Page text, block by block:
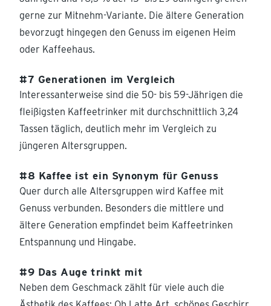
gerne zur Mitnehm-Variante. Die ältere Generation
bevorzugt hingegen den Genuss im eigenen Heim
oder Kaffeehaus.
#7 Generationen im Vergleich
Interessanterweise sind die 50- bis 59-Jährigen die
fleißigsten Kaffeetrinker mit durchschnittlich 3,24
Tassen täglich, deutlich mehr im Vergleich zu
jüngeren Altersgruppen.
#8 Kaffee ist ein Synonym für Genuss
Quer durch alle Altersgruppen wird Kaffee mit
Genuss verbunden. Besonders die mittlere und
ältere Generation empfindet beim Kaffeetrinken
Entspannung und Hingabe.
#9 Das Auge trinkt mit
Neben dem Geschmack zählt für viele auch die